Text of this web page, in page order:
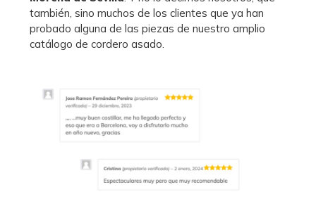
también, sino muchos de los clientes que ya han
probado alguna de las piezas de nuestro amplio
catálogo de cordero asado.